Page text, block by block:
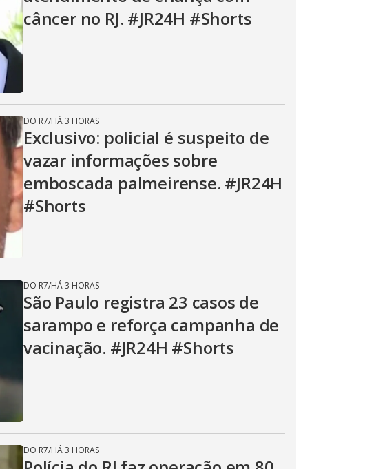
câncer no RJ. #JR24H #Shorts
DO R7/HÁ 3 HORAS
Exclusivo: policial é suspeito de
vazar informações sobre
emboscada palmeirense. #JR24H
#Shorts
DO R7/HÁ 3 HORAS
São Paulo registra 23 casos de
sarampo e reforça campanha de
vacinação. #JR24H #Shorts
DO R7/HÁ 3 HORAS